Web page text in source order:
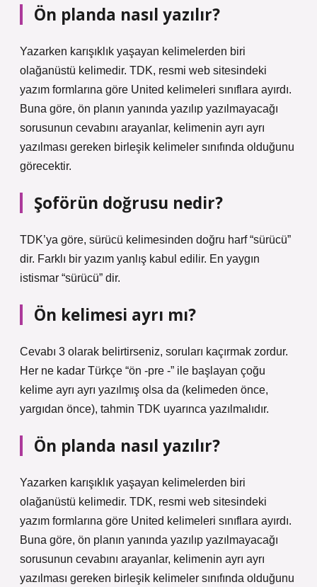
Ön planda nasıl yazılır?
Yazarken karışıklık yaşayan kelimelerden biri
olağanüstü kelimedir. TDK, resmi web sitesindeki
yazım formlarına göre United kelimeleri sınıflara ayırdı.
Buna göre, ön planın yanında yazılıp yazılmayacağı
sorusunun cevabını arayanlar, kelimenin ayrı ayrı
yazılması gereken birleşik kelimeler sınıfında olduğunu
görecektir.
Şoförün doğrusu nedir?
TDK’ya göre, sürücü kelimesinden doğru harf “sürücü”
dir. Farklı bir yazım yanlış kabul edilir. En yaygın
istismar “sürücü” dir.
Ön kelimesi ayrı mı?
Cevabı 3 olarak belirtirseniz, soruları kaçırmak zordur.
Her ne kadar Türkçe “ön -pre -” ile başlayan çoğu
kelime ayrı ayrı yazılmış olsa da (kelimeden önce,
yargıdan önce), tahmin TDK uyarınca yazılmalıdır.
Ön planda nasıl yazılır?
Yazarken karışıklık yaşayan kelimelerden biri
olağanüstü kelimedir. TDK, resmi web sitesindeki
yazım formlarına göre United kelimeleri sınıflara ayırdı.
Buna göre, ön planın yanında yazılıp yazılmayacağı
sorusunun cevabını arayanlar, kelimenin ayrı ayrı
yazılması gereken birleşik kelimeler sınıfında olduğunu